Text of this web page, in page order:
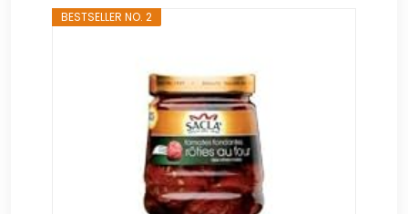
BESTSELLER NO. 2